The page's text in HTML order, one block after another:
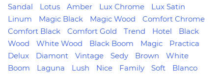
Sandal
Lotus Amber Lux Chrome
Lux Satin
Linum
Magic Black Magic Wood
Comfort Chrome
Comfort Black
Comfort Gold Trend Hotel
Black
Wood
White Wood Black Boom Magic
Practica
Delux
Diamont Vintage Sedy Brown
White
Boom
Laguna Lush Nice Family Soft
Blanco